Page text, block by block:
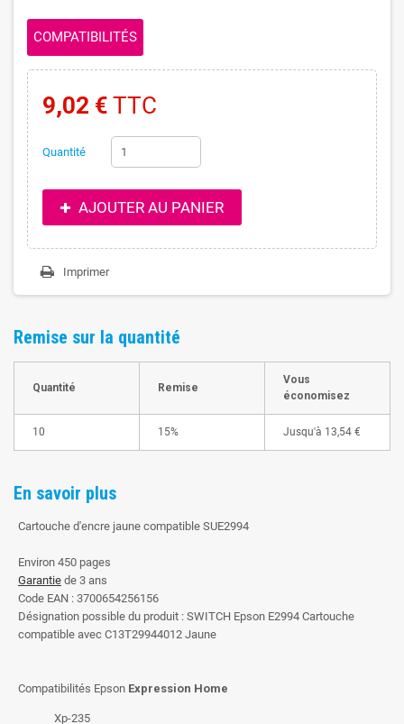
COMPATIBILITÉS
9,02 € TTC
Quantité
AJOUTER AU PANIER
Imprimer
Remise sur la quantité
Quantité Remise
Vous
économisez
10 15% Jusqu'à 13,54 €
En savoir plus
Cartouche d'encre jaune compatible SUE2994
Environ 450 pages
Garantie de 3 ans
Code EAN : 3700654256156
Désignation possible du produit : SWITCH Epson E2994 Cartouche
compatible avec C13T29944012 Jaune
Compatibilités Epson Expression Home
Xp-235